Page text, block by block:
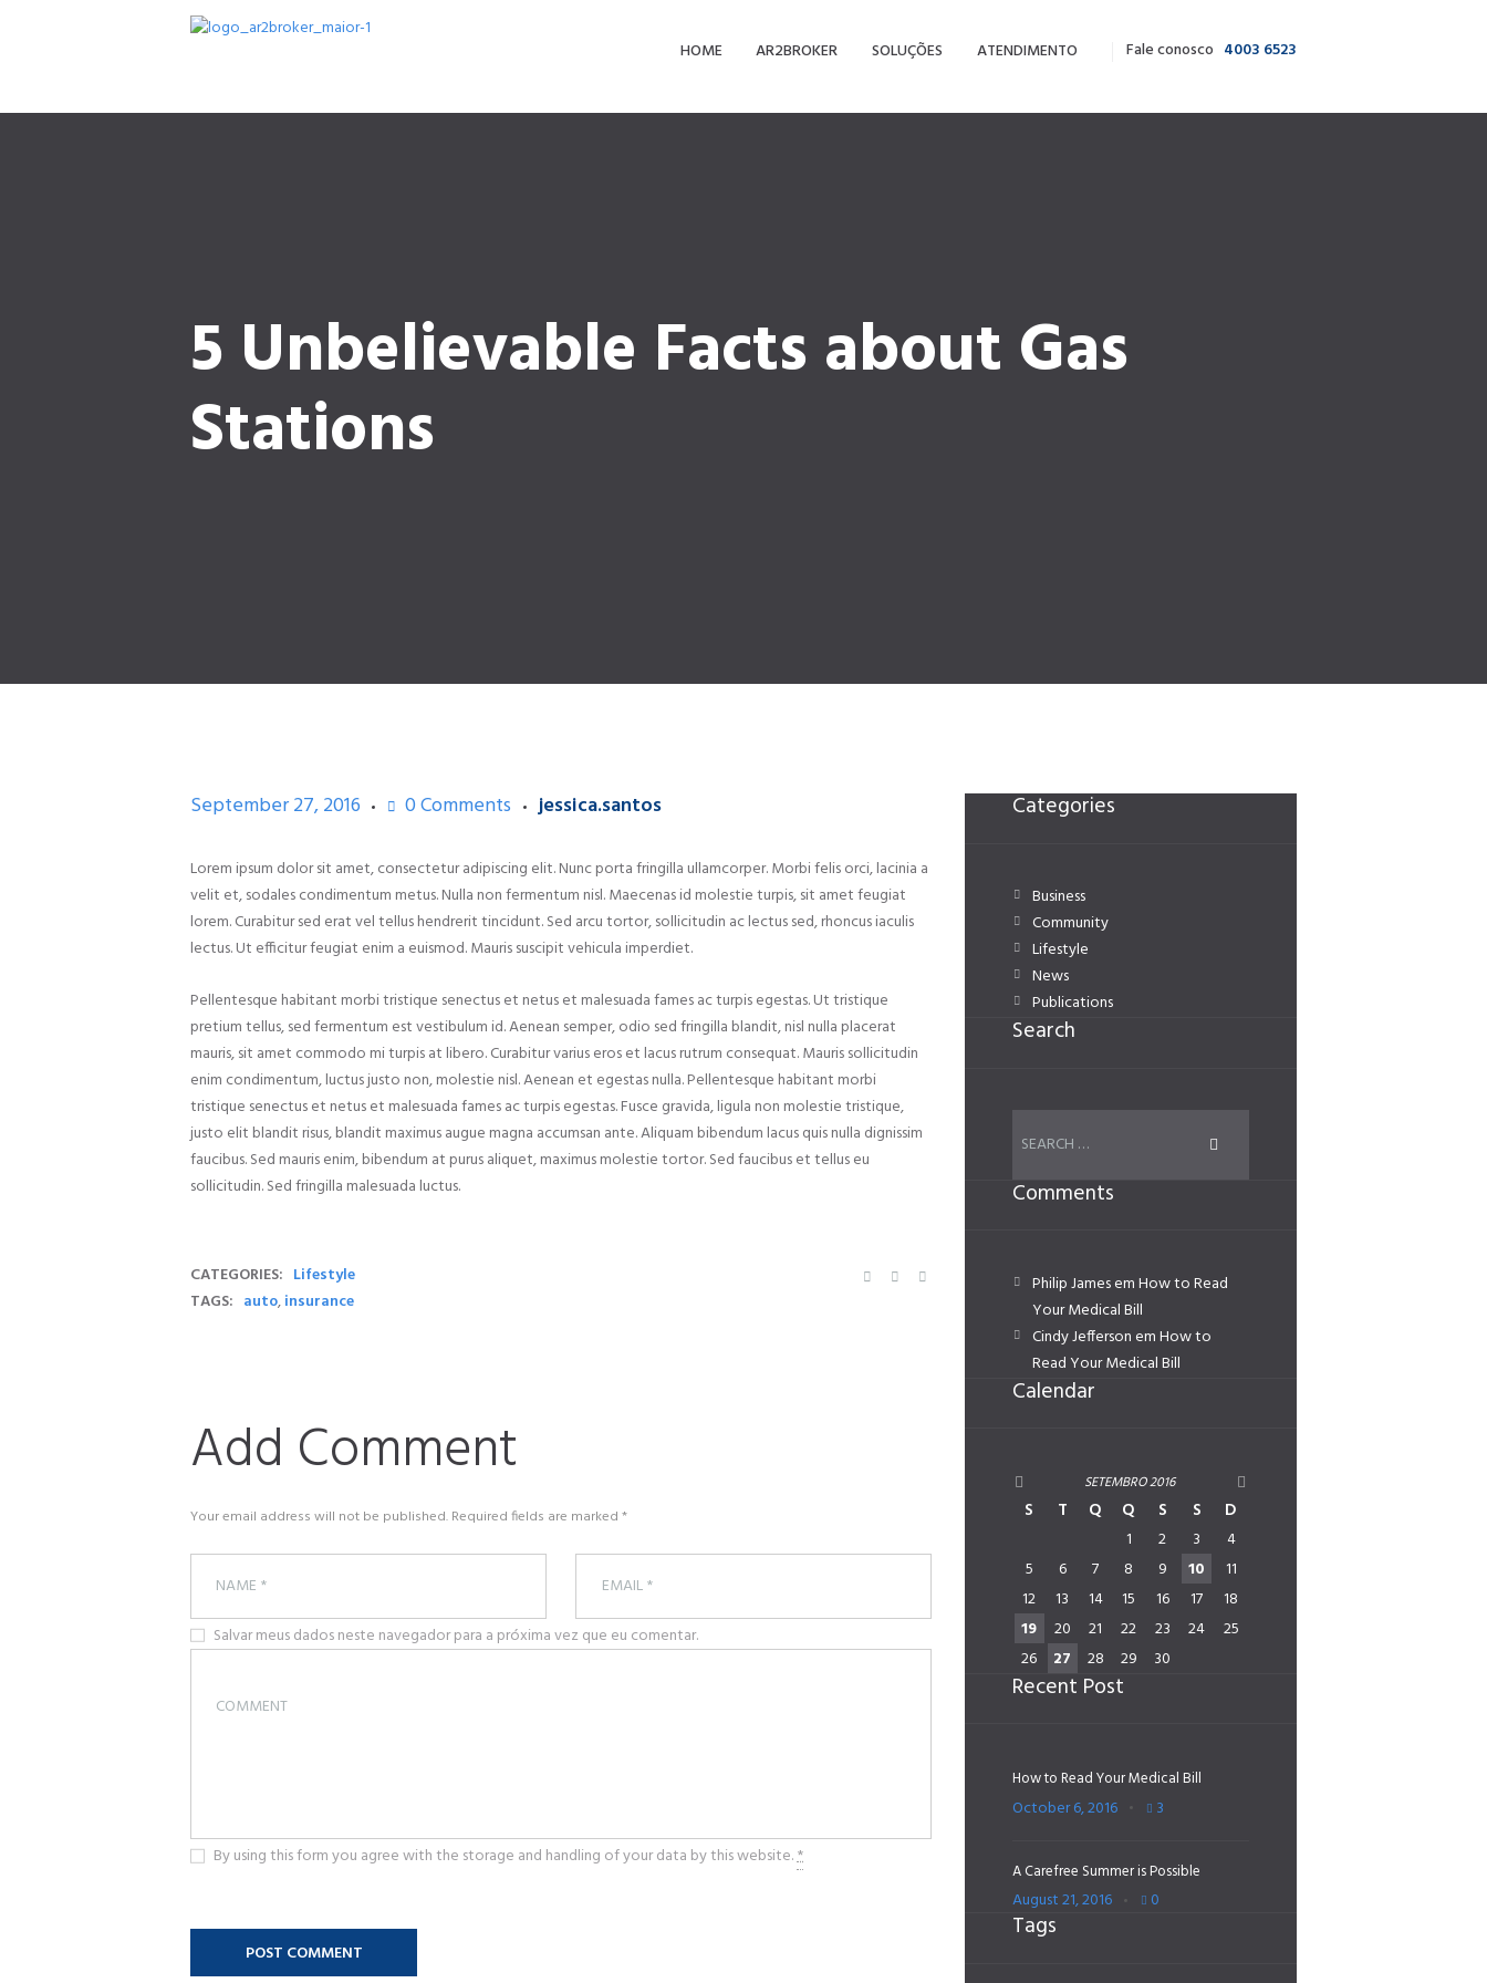
HOME AR2BROKER SOLUÇÕES ATENDIMENTO Fale conosco 4003 6523
5 Unbelievable Facts about Gas
Stations
September 27, 2016 0Comments jessica.santos
Lorem ipsum dolor sit amet, consectetur adipiscing elit. Nunc porta fringilla ullamcorper. Morbi felis orci, lacinia a
velit et, sodales condimentum metus. Nulla non fermentum nisl. Maecenas id molestie turpis, sit amet feugiat
lorem. Curabitur sed erat vel tellus hendrerit tincidunt. Sed arcu tortor, sollicitudin ac lectus sed, rhoncus iaculis
lectus. Ut efficitur feugiat enim a euismod. Mauris suscipit vehicula imperdiet.
Pellentesque habitant morbi tristique senectus et netus et malesuada fames ac turpis egestas. Ut tristique
pretium tellus, sed fermentum est vestibulum id. Aenean semper, odio sed fringilla blandit, nisl nulla placerat
mauris, sit amet commodo mi turpis at libero. Curabitur varius eros et lacus rutrum consequat. Mauris sollicitudin
enim condimentum, luctus justo non, molestie nisl. Aenean et egestas nulla. Pellentesque habitant morbi
tristique senectus et netus et malesuada fames ac turpis egestas. Fusce gravida, ligula non molestie tristique,
justo elit blandit risus, blandit maximus augue magna accumsan ante. Aliquam bibendum lacus quis nulla dignissim
faucibus. Sed mauris enim, bibendum at purus aliquet, maximus molestie tortor. Sed faucibus et tellus eu
sollicitudin. Sed fringilla malesuada luctus.
CATEGORIES: Lifestyle
TAGS: auto,insurance
Add Comment
Your email address will not be published. Required fields are marked *
Salvar meus dados neste navegador para a próxima vez que eu comentar.
By using this form you agree with the storage and handling of your data by this website.*
Categories
Business
Community
Lifestyle
News
Publications
Search
Comments
Philip JamesemHow to Read
Your Medical Bill
Cindy Jefferson emHow to
Read Your Medical Bill
Calendar
SETEMBRO2016
S T Q Q S S D
1 2 3
4
5
6 7 8 9 10
11
12
13 14 15 16 17
18
19
20 21 22 23 24
25
26
27 28 29 30
Recent Post
How to Read Your Medical Bill
October 6, 2016 3
A Carefree Summer is Possible
August 21, 2016 0
Tags